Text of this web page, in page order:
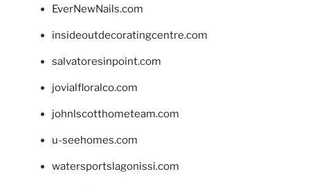
EverNewNails.com
insideoutdecoratingcentre.com
salvatoresinpoint.com
jovialfloralco.com
johnlscotthometeam.com
u-seehomes.com
watersportslagonissi.com